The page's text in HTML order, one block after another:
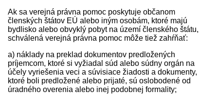
Ak sa verejná právna pomoc poskytuje občanom
členských štátov EÚ alebo iným osobám, ktoré majú
bydlisko alebo obvyklý pobyt na území členského štátu,
schválená verejná právna pomoc môže tiež zahŕňať:
a) náklady na preklad dokumentov predložených
príjemcom, ktoré si vyžiadal súd alebo súdny orgán na
účely vyriešenia veci a súvisiace žiadosti a dokumenty,
ktoré boli predložené alebo prijaté, sú oslobodené od
úradného overenia alebo inej podobnej formality;